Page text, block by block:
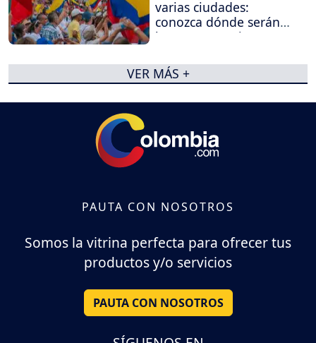
varias ciudades:
conozca dónde serán
las concentraciones
VER MÁS +
PAUTA CON NOSOTROS
Somos la vitrina perfecta para ofrecer tus
productos y/o servicios
PAUTA CON NOSOTROS